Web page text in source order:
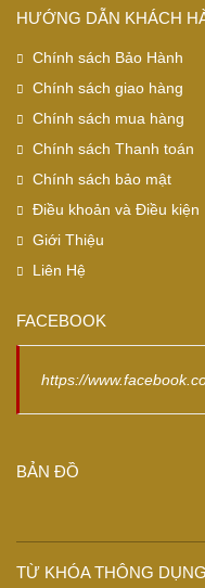
HƯỚNG DẪN KHÁCH
Chính sách Bảo Hành
Chính sách giao hàng
Chính sách mua hàng
Chính sách Thanh toán
Chính sách bảo mật
Điều khoản và Điều kiện
Giới Thiệu
Liên Hệ
FACEBOOK
https://
BẢN ĐỒ
TỪ KHÓA THÔNG DỤNG